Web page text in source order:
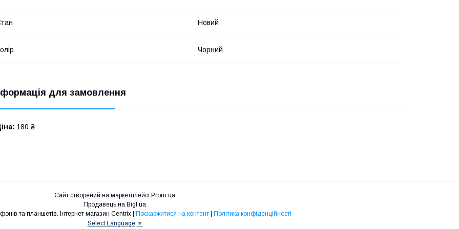
Новий
Чорний
для замовлення
180 ₴
Сайт створений на маркетплейсі Prom.ua
Продавець на Bigl.ua
Запчастини для телефонів та планшетів. Інтернет магазин Centrix | Поскаржитися на контент | Політика конфіденційності
Select Language ▼